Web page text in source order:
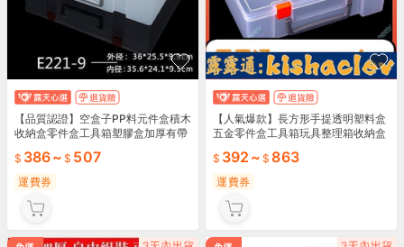
【品質認證】空盒子PP料元件盒積木
收納盒零件盒工具箱塑膠盒加厚有帶
386~ 507
運費券
【人氣爆款】長方形手提透明塑料盒
五金零件盒工具箱玩具整理箱收納盒
392 ~ 863
運費券